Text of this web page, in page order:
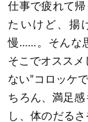
仕事で疲れて
たいけど、揚
慢……。そんな
そこでオススメ
ない”コロッケ
ちろん、満足
し、体のだる